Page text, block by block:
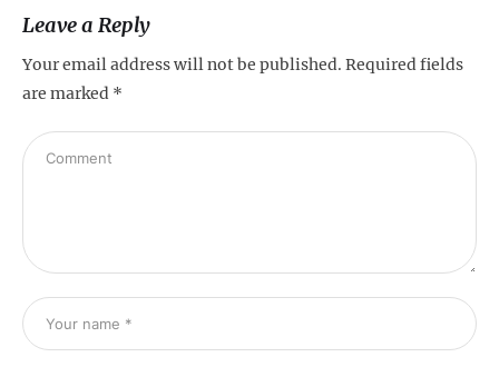
Leave a Reply
Your email address will not be published. Required fields
are marked *